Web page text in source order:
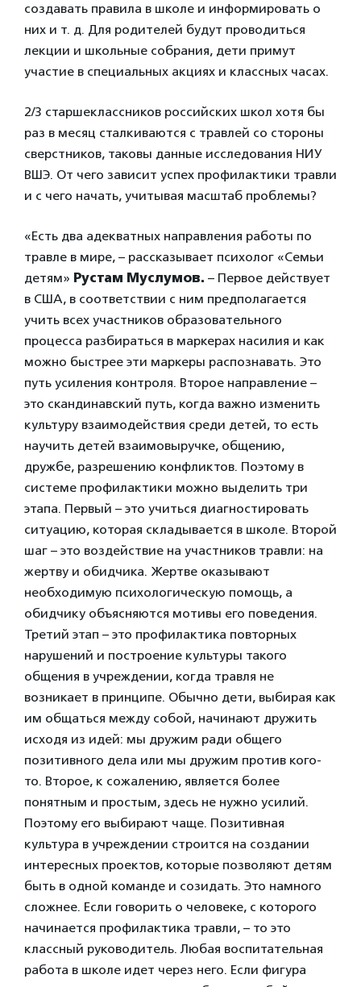
создавать правила в школе и информировать о
них и т. д. Для родителей будут проводиться
лекции и школьные собрания, дети примут
участие в специальных акциях и классных часах.
2/3 старшеклассников российских школ хотя бы
раз в месяц сталкиваются с травлей со стороны
сверстников, таковы данные исследования НИУ
ВШЭ. От чего зависит успех профилактики травли
и с чего начать, учитывая масштаб проблемы?
«Есть два адекватных направления работы по
травле в мире, – рассказывает психолог «Семьи
детям» Рустам Муслумов. – Первое действует
в США, в соответствии с ним предполагается
учить всех участников образовательного
процесса разбираться в маркерах насилия и как
можно быстрее эти маркеры распознавать. Это
путь усиления контроля. Второе направление –
это скандинавский путь, когда важно изменить
культуру взаимодействия среди детей, то есть
научить детей взаимовыручке, общению,
дружбе, разрешению конфликтов. Поэтому в
системе профилактики можно выделить три
этапа. Первый – это учиться диагностировать
ситуацию, которая складывается в школе. Второй
шаг – это воздействие на участников травли: на
жертву и обидчика. Жертве оказывают
необходимую психологическую помощь, а
обидчику объясняются мотивы его поведения.
Третий этап – это профилактика повторных
нарушений и построение культуры такого
общения в учреждении, когда травля не
возникает в принципе. Обычно дети, выбирая как
им общаться между собой, начинают дружить
исходя из идей: мы дружим ради общего
позитивного дела или мы дружим против кого-
то. Второе, к сожалению, является более
понятным и простым, здесь не нужно усилий.
Поэтому его выбирают чаще. Позитивная
культура в учреждении строится на создании
интересных проектов, которые позволяют детям
быть в одной команде и созидать. Это намного
сложнее. Если говорить о человеке, с которого
начинается профилактика травли, – то это
классный руководитель. Любая воспитательная
работа в школе идет через него. Если фигура